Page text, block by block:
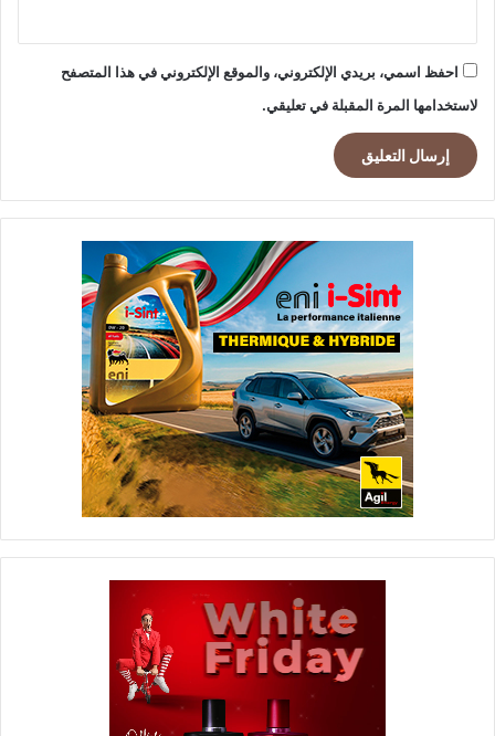
احفظ اسمي، بريدي الإلكتروني، والموقع الإلكتروني في هذا المتصفح
لاستخدامها المرة المقبلة في تعليقي.